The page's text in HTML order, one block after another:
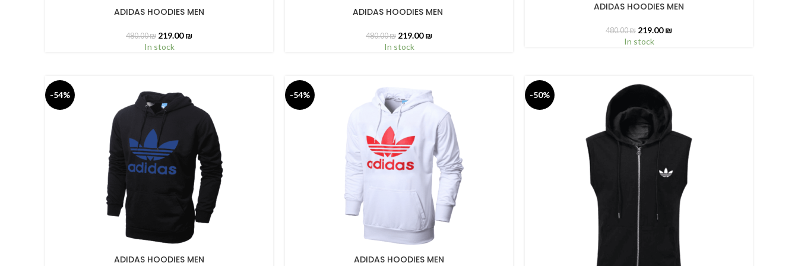
ADIDAS HOODIES MEN
480.00₪ 219.00₪
In stock
ADIDAS HOODIES MEN
480.00₪ 219.00₪
In stock
ADIDAS HOODIES MEN
480.00₪ 219.00₪
In stock
-54%
ADIDAS HOODIES MEN
-54%
ADIDAS HOODIES MEN
-50%